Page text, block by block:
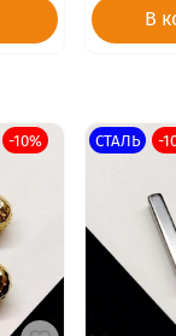
В
-10% СТАЛЬ -